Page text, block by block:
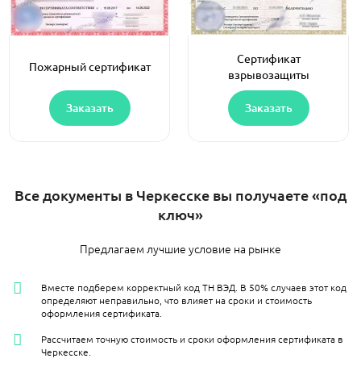
Пожарный сертификат
Заказать
Сертификат
взрывозащиты
Заказать
Все документы в Черкесске вы получаете «под
ключ»
Предлагаем лучшие условие на рынке
Вместе подберем корректный код ТН ВЭД. В 50% случаев этот код
определяют неправильно, что влияет на сроки и стоимость
оформления сертификата.
Рассчитаем точную стоимость и сроки оформления сертификата в
Черкесске.